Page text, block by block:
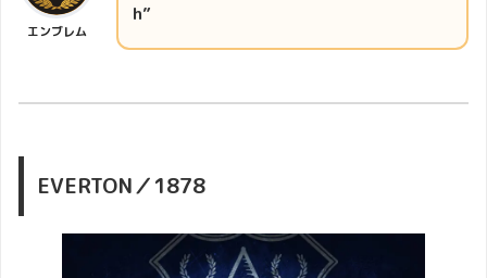
エンブレム
h”
EVERTON／1878